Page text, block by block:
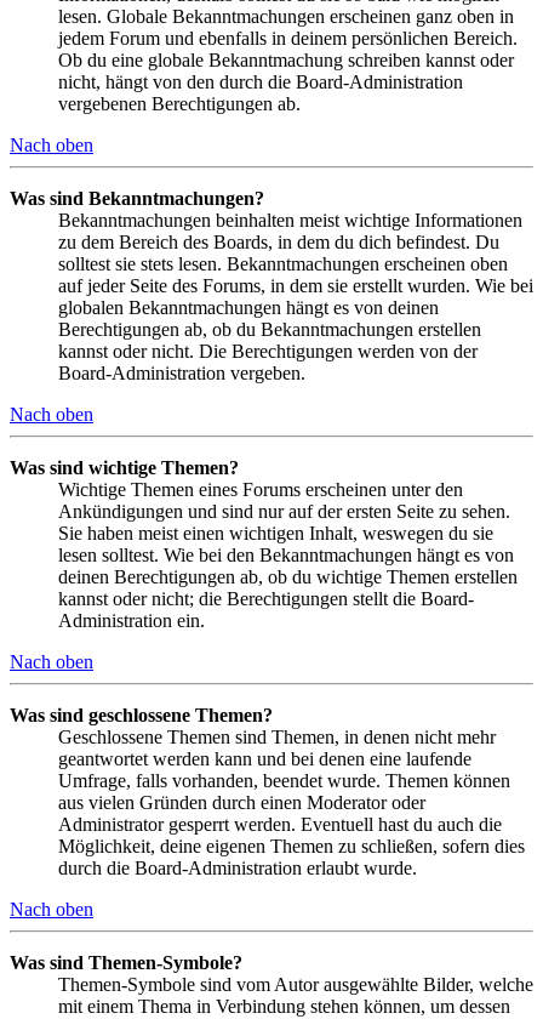
lesen. Globale Bekanntmachungen erscheinen ganz oben in
jedem Forum und ebenfalls in deinem persönlichen Bereich.
Ob du eine globale Bekanntmachung schreiben kannst oder
nicht, hängt von den durch die Board-Administration
vergebenen Berechtigungen ab.
Nach oben
Was sind Bekanntmachungen?
Bekanntmachungen beinhalten meist wichtige Informationen
zu dem Bereich des Boards, in dem du dich befindest. Du
solltest sie stets lesen. Bekanntmachungen erscheinen oben
auf jeder Seite des Forums, in dem sie erstellt wurden. Wie bei
globalen Bekanntmachungen hängt es von deinen
Berechtigungen ab, ob du Bekanntmachungen erstellen
kannst oder nicht. Die Berechtigungen werden von der
Board-Administration vergeben.
Nach oben
Was sind wichtige Themen?
Wichtige Themen eines Forums erscheinen unter den
Ankündigungen und sind nur auf der ersten Seite zu sehen.
Sie haben meist einen wichtigen Inhalt, weswegen du sie
lesen solltest. Wie bei den Bekanntmachungen hängt es von
deinen Berechtigungen ab, ob du wichtige Themen erstellen
kannst oder nicht; die Berechtigungen stellt die Board-
Administration ein.
Nach oben
Was sind geschlossene Themen?
Geschlossene Themen sind Themen, in denen nicht mehr
geantwortet werden kann und bei denen eine laufende
Umfrage, falls vorhanden, beendet wurde. Themen können
aus vielen Gründen durch einen Moderator oder
Administrator gesperrt werden. Eventuell hast du auch die
Möglichkeit, deine eigenen Themen zu schließen, sofern dies
durch die Board-Administration erlaubt wurde.
Nach oben
Was sind Themen-Symbole?
Themen-Symbole sind vom Autor ausgewählte Bilder, welche
mit einem Thema in Verbindung stehen können, um dessen